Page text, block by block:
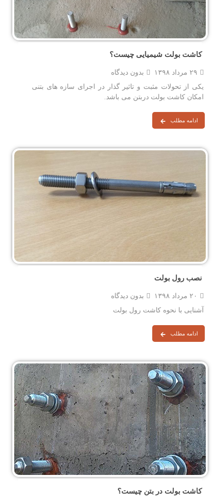
کاشت بولت شیمیایی چیست؟
۲۹ مرداد ۱۳۹۸
بدون دیدگاه
یکی از تحولات مثبت و تاثیر گذار در اجرای سازه های بتنی
امکان کاشت بولت دربتن می باشد.
ادامه مطلب
نصب رول بولت
۲۰ مرداد ۱۳۹۸
بدون دیدگاه
آشنایی با نحوه کاشت رول بولت
ادامه مطلب
کاشت بولت در بتن چیست؟